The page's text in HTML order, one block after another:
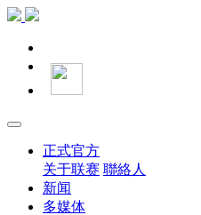
正式官方
关于联赛 聯絡人
新闻
多媒体